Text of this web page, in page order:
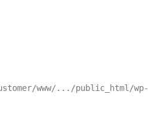
www/.../public_html/wp-